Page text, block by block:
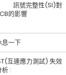
訊號完整性(SI)對
的影響
息一下
互連應力測試) 失效
析 :